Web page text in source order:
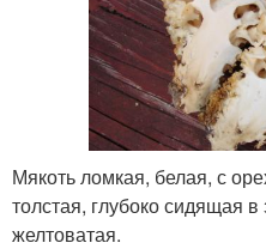
Мякоть ломкая, белая, с
толстая, глубоко сидящая
желтоватая.